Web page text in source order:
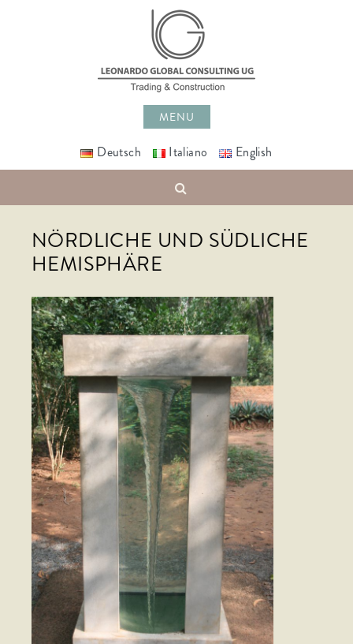
MENU
Deutsch Italiano English
NÖRDLICHE UND SÜDLICHE
HEMISPHÄRE